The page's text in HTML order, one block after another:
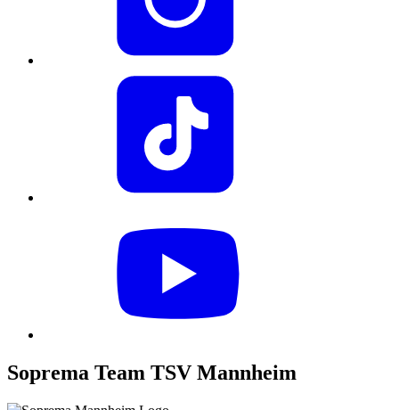
Soprema Team TSV Mannheim